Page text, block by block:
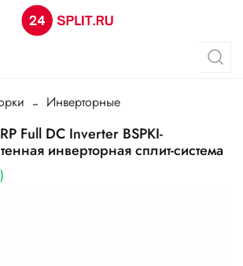
Инверторные
Full DC Inverter BSPKI-
инверторная сплит-система